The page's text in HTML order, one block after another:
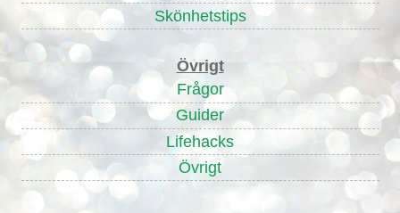
Skönhetstips
Övrigt
Frågor
Guider
Lifehacks
Övrigt